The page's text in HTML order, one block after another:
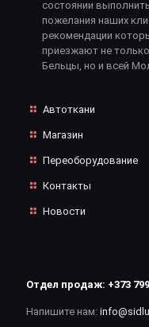
состоянии
пожелания наших
рекомендации
приезжают не
Бельцы, но и всей
Автоткани
Магазин
Переоборудование
Контакты
Новости
Отдел продаж: +373
Напишите нам: